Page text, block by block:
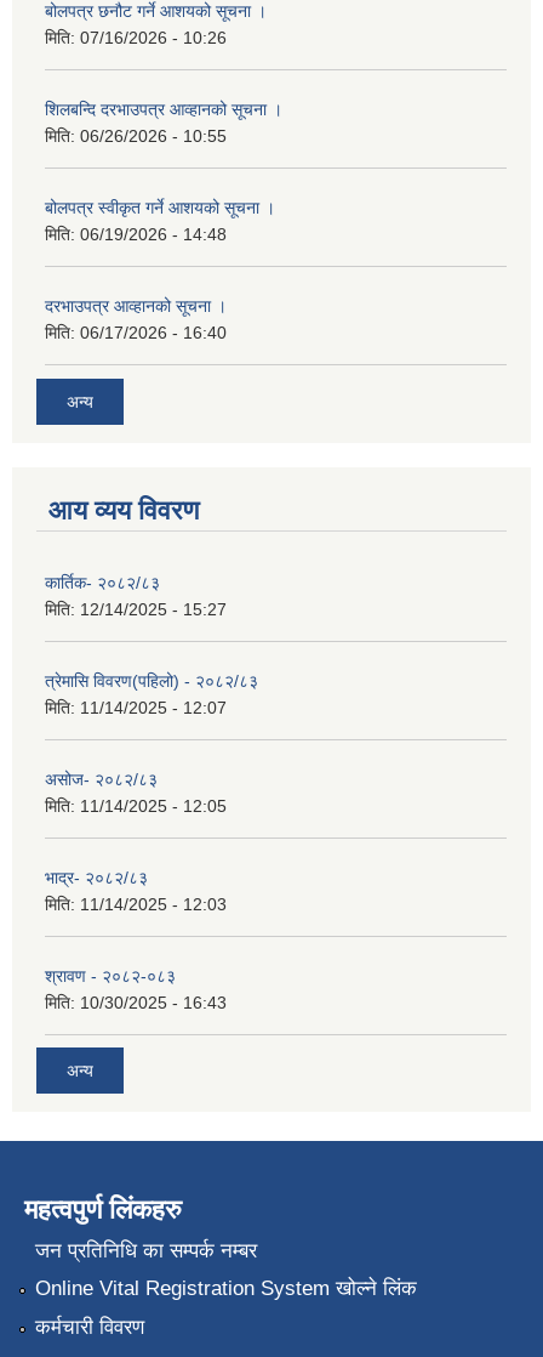
बोलपत्र छनौट गर्ने आशयको सूचना ।
मिति: 07/16/2026 - 10:26
शिलबन्दि दरभाउपत्र आव्हानको सूचना ।
मिति: 06/26/2026 - 10:55
बोलपत्र स्वीकृत गर्ने आशयको सूचना ।
मिति: 06/19/2026 - 14:48
दरभाउपत्र आव्हानको सूचना ।
मिति: 06/17/2026 - 16:40
अन्य
आय व्यय विवरण
कार्तिक- २०८२/८३
मिति: 12/14/2025 - 15:27
त्रेमासि विवरण(पहिलो) - २०८२/८३
मिति: 11/14/2025 - 12:07
असोज- २०८२/८३
मिति: 11/14/2025 - 12:05
भाद्र- २०८२/८३
मिति: 11/14/2025 - 12:03
श्रावण - २०८२-०८३
मिति: 10/30/2025 - 16:43
अन्य
महत्वपुर्ण लिंकहरु
जन प्रतिनिधि का सम्पर्क नम्बर
Online Vital Registration System खोल्ने लिंक
कर्मचारी विवरण